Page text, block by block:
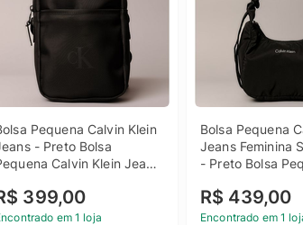
Pequena Calvin Klein
- Preto Bolsa
Calvin Klein Jeans
399,00
em 1 loja
Bolsa Pequena
Jeans Feminina
- Preto Bolsa
Swimwear Preto u
R$ 439,00
Encontrado em 1